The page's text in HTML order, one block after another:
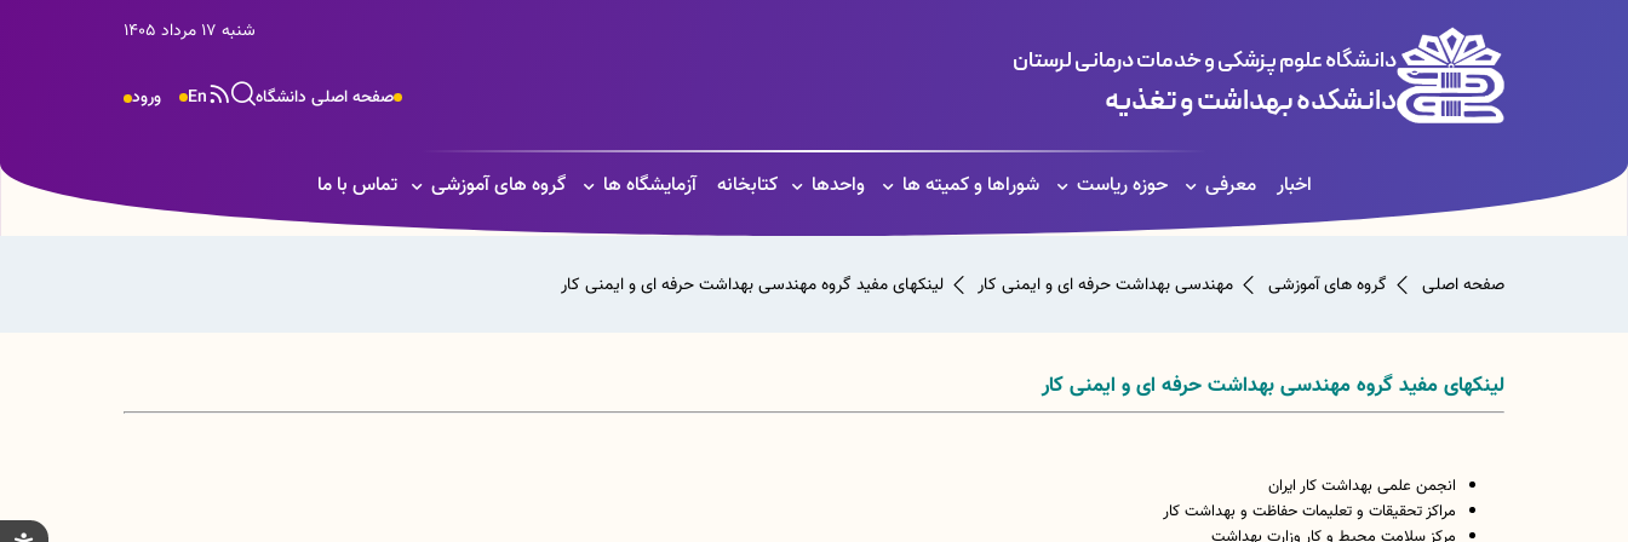
دانشگاه علوم پزشکی و خدمات درمانی لرستان
دانشکده بهداشت و تغذیه
شنبه 17 مرداد 1405
ورود En صفحه اصلی دانشگاه
اخبار معرفی حوزه ریاست شوراها و کمیته ها واحدها کتابخانه آزمایشگاه ها گروه های آموزشی تماس با ما
صفحه اصلی گروه های آموزشی مهندسی بهداشت حرفه ای و ایمنی کار لینکهای مفید گروه مهندسی بهداشت حرفه ای و ایمنی کار
لینکهای مفید گروه مهندسی بهداشت حرفه ای و ایمنی کار
انجمن علمی بهداشت کار ایران
مراکز تحقیقات و تعلیمات حفاظت و بهداشت کار
مرکز سلامت محیط و کار وزارت بهداشت